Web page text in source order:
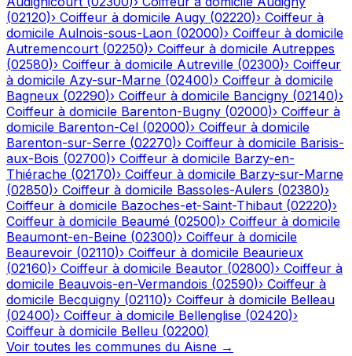
(02120)› Coiffeur à domicile Augy (02220)› Coiffeur à
domicile Aulnois-sous-Laon (02000)› Coiffeur à domicile
Autremencourt (02250)› Coiffeur à domicile Autreppes
(02580)› Coiffeur à domicile Autreville (02300)› Coiffeur
à domicile Azy-sur-Marne (02400)› Coiffeur à domicile
Bagneux (02290)› Coiffeur à domicile Bancigny (02140)›
Coiffeur à domicile Barenton-Bugny (02000)› Coiffeur à
domicile Barenton-Cel (02000)› Coiffeur à domicile
Barenton-sur-Serre (02270)› Coiffeur à domicile Barisis-
aux-Bois (02700)› Coiffeur à domicile Barzy-en-
Thiérache (02170)› Coiffeur à domicile Barzy-sur-Marne
(02850)› Coiffeur à domicile Bassoles-Aulers (02380)›
Coiffeur à domicile Bazoches-et-Saint-Thibaut (02220)›
Coiffeur à domicile Beaumé (02500)› Coiffeur à domicile
Beaumont-en-Beine (02300)› Coiffeur à domicile
Beaurevoir (02110)› Coiffeur à domicile Beaurieux
(02160)› Coiffeur à domicile Beautor (02800)› Coiffeur à
domicile Beauvois-en-Vermandois (02590)› Coiffeur à
domicile Becquigny (02110)› Coiffeur à domicile Belleau
(02400)› Coiffeur à domicile Bellenglise (02420)›
Coiffeur à domicile Belleu (02200)
Voir toutes les communes du Aisne →